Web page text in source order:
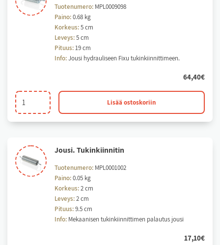
Tuotenumero: MPL0009098
Paino:0.68 kg
Korkeus:5 cm
Leveys:5 cm
Pituus:19 cm
Info:Jousi hydrauliseen Fixu tukinkiinnittimeen.
64,40€
Hydraulinen
fixu
Lisää ostoskoriin
Jou­si. Tu­kin­kiin­ni­tin
Tuotenumero: MPL0001002
Paino:0.05 kg
Korkeus:2 cm
Leveys:2 cm
Pituus:9.5 cm
Info: Mekaanisen tukinkiinnittimen palautus jousi
17,10€